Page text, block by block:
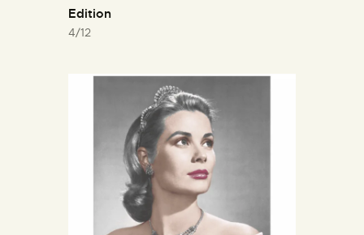
Edition
4/12